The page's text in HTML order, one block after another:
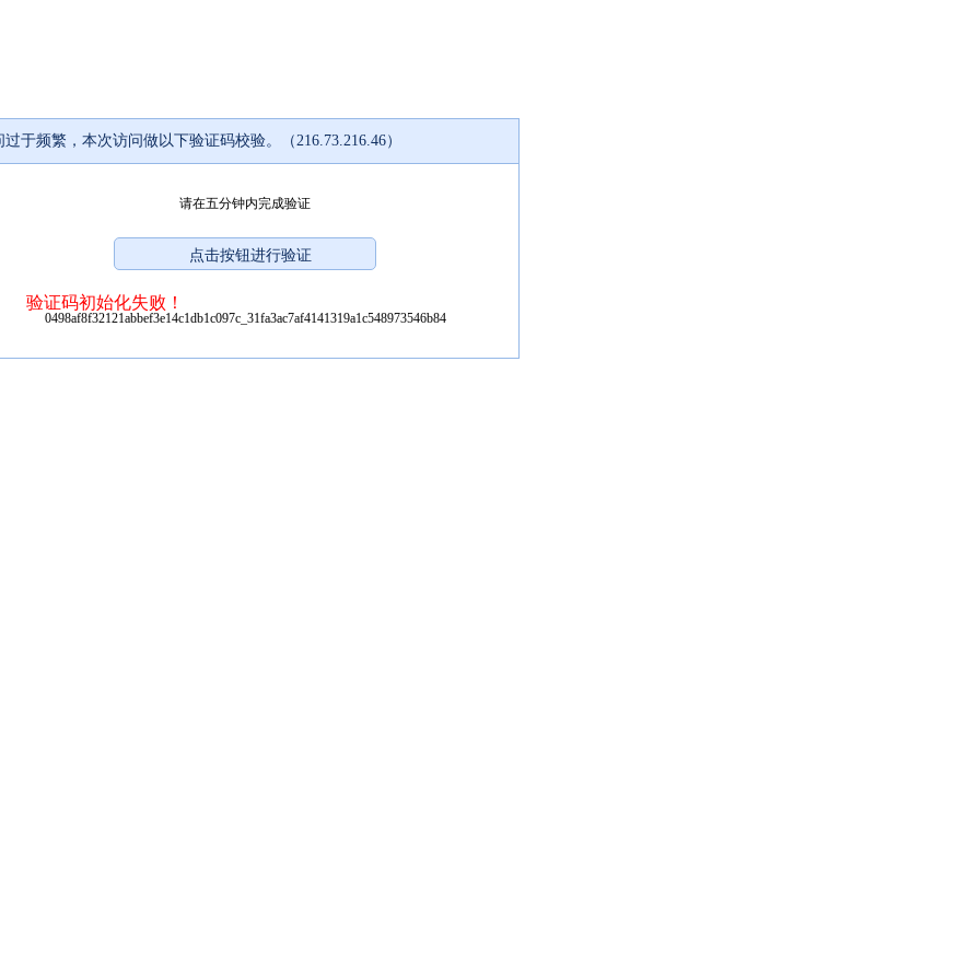
过于频繁，本次访问做以下验证码校验。（216.73.216.46）
请在五分钟内完成验证
验证码初始化失败！
0498af8f32121abbef3e14c1db1c097c_31fa3ac7af4141319a1c548973546b84